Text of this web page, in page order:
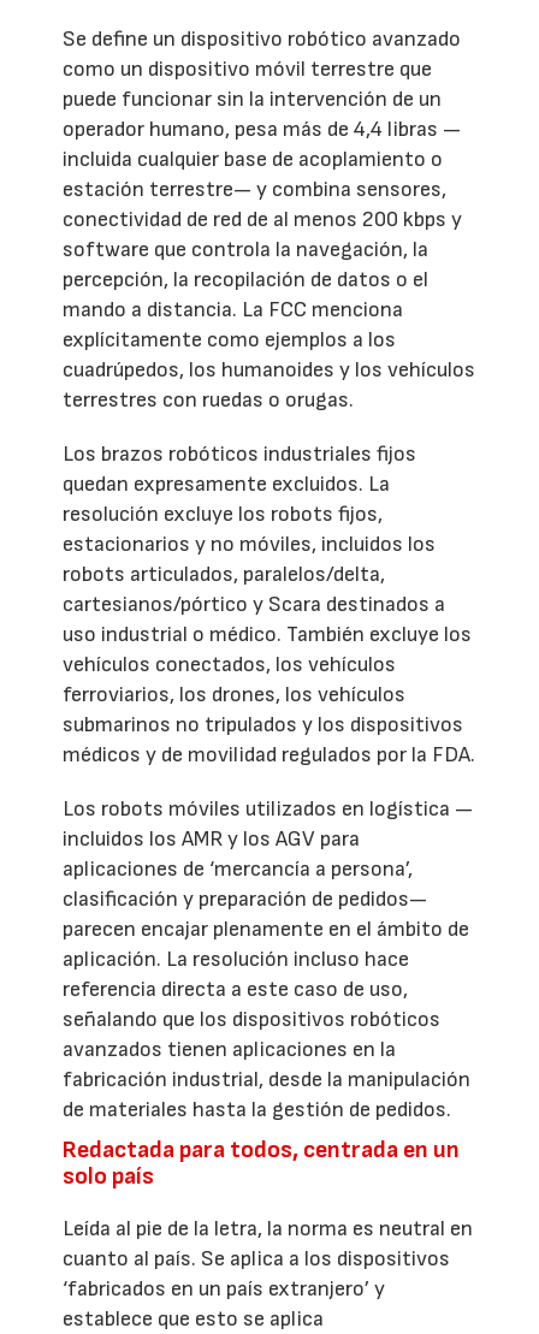
Se define un dispositivo robótico avanzado
como un dispositivo móvil terrestre que
puede funcionar sin la intervención de un
operador humano, pesa más de 4,4 libras —
incluida cualquier base de acoplamiento o
estación terrestre— y combina sensores,
conectividad de red de al menos 200 kbps y
software que controla la navegación, la
percepción, la recopilación de datos o el
mando a distancia. La FCC menciona
explícitamente como ejemplos a los
cuadrúpedos, los humanoides y los vehículos
terrestres con ruedas o orugas.
Los brazos robóticos industriales fijos
quedan expresamente excluidos. La
resolución excluye los robots fijos,
estacionarios y no móviles, incluidos los
robots articulados, paralelos/delta,
cartesianos/pórtico y Scara destinados a
uso industrial o médico. También excluye los
vehículos conectados, los vehículos
ferroviarios, los drones, los vehículos
submarinos no tripulados y los dispositivos
médicos y de movilidad regulados por la FDA.
Los robots móviles utilizados en logística —
incluidos los AMR y los AGV para
aplicaciones de ‘mercancía a persona’,
clasificación y preparación de pedidos—
parecen encajar plenamente en el ámbito de
aplicación. La resolución incluso hace
referencia directa a este caso de uso,
señalando que los dispositivos robóticos
avanzados tienen aplicaciones en la
fabricación industrial, desde la manipulación
de materiales hasta la gestión de pedidos.
Redactada para todos, centrada en un
solo país
Leída al pie de la letra, la norma es neutral en
cuanto al país. Se aplica a los dispositivos
‘fabricados en un país extranjero’ y
establece que esto se aplica